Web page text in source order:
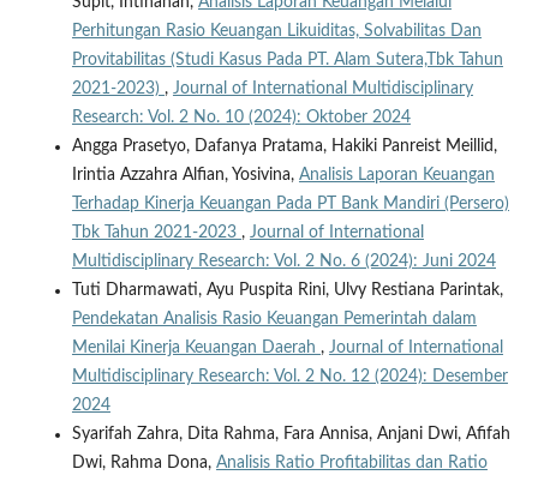
Perhitungan Rasio Keuangan Likuiditas, Solvabilitas Dan
Provitabilitas (Studi Kasus Pada PT. Alam Sutera,Tbk Tahun
2021-2023) , Journal of International Multidisciplinary
Research: Vol. 2 No. 10 (2024): Oktober 2024
Angga Prasetyo, Dafanya Pratama, Hakiki Panreist Meillid,
Irintia Azzahra Alfian, Yosivina, Analisis Laporan Keuangan
Terhadap Kinerja Keuangan Pada PT Bank Mandiri (Persero)
Tbk Tahun 2021-2023 , Journal of International
Multidisciplinary Research: Vol. 2 No. 6 (2024): Juni 2024
Tuti Dharmawati, Ayu Puspita Rini, Ulvy Restiana Parintak,
Pendekatan Analisis Rasio Keuangan Pemerintah dalam
Menilai Kinerja Keuangan Daerah , Journal of International
Multidisciplinary Research: Vol. 2 No. 12 (2024): Desember
2024
Syarifah Zahra, Dita Rahma, Fara Annisa, Anjani Dwi, Afifah
Dwi, Rahma Dona, Analisis Ratio Profitabilitas dan Ratio